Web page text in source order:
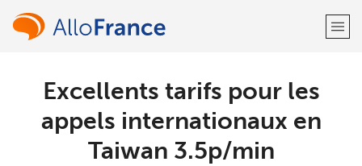
Bienvenue!
Vous avez déjà un compte?
Excellents tarifs pour les
appels internationaux en
Taiwan ⁦3.5p⁩/min